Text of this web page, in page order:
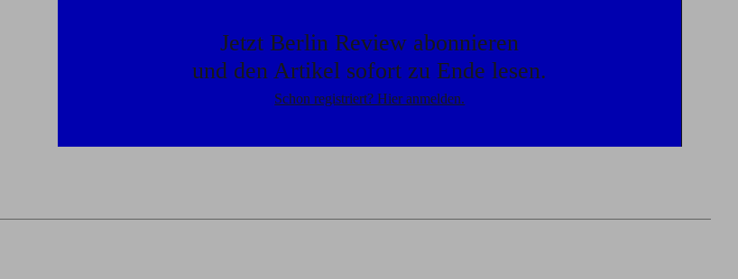
Jetzt Berlin Review abonnieren
und den Artikel sofort zu Ende lesen.
Schon registriert? Hier anmelden.